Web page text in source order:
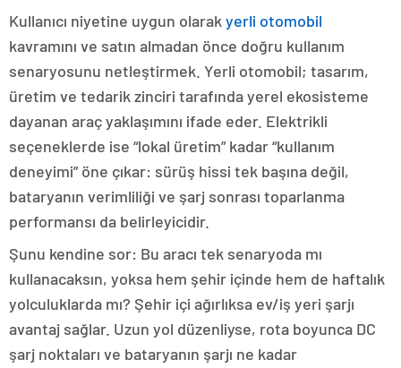
Kullanıcı niyetine uygun olarak yerli otomobil
kavramını ve satın almadan önce doğru kullanım
senaryosunu netleştirmek. Yerli otomobil; tasarım,
üretim ve tedarik zinciri tarafında yerel ekosisteme
dayanan araç yaklaşımını ifade eder. Elektrikli
seçeneklerde ise “lokal üretim” kadar “kullanım
deneyimi” öne çıkar: sürüş hissi tek başına değil,
bataryanın verimliliği ve şarj sonrası toparlanma
performansı da belirleyicidir.
Şunu kendine sor: Bu aracı tek senaryoda mı
kullanacaksın, yoksa hem şehir içinde hem de haftalık
yolculuklarda mı? Şehir içi ağırlıksa ev/iş yeri şarjı
avantaj sağlar. Uzun yol düzenliyse, rota boyunca DC
şarj noktaları ve bataryanın şarjı ne kadar